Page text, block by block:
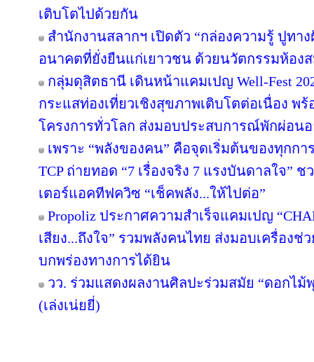
เติบโตไปด้วยกัน
สำนักงานสลากฯ เปิดตัว “กล่องความรู้ ปูทา
อนาคตที่ยั่งยืนแก่เยาวชน ด้วยนวัตกรรมห้อง
กลุ่มดุสิตธานี เดินหน้าแคมเปญ Well-Fest
กระแสท่องเที่ยวเชิงสุขภาพเติบโตต่อเนื่อง พ
โครงการทั่วโลก ส่งมอบประสบการณ์พักผ่อน
เพราะ “พลังของคน” คือจุดเริ่มต้นของทุกก
TCP ถ่ายทอด “7 เรื่องจริง 7 แรงบันดาลใจ”
เตอร์แอคทีฟควิซ “เช็คพลัง...ให้ไปต่อ”
Propoliz ประกาศความสำเร็จแคมเปญ
เสียง...ถึงใจ” รวมพลังคนไทย ส่งมอบเครื่องช่
บกพร่องทางการได้ยิน
วว. ร่วมแสดงผลงานศิลปะร่วมสมัย “ดอกไ
(เล่งเน่ยยี่)